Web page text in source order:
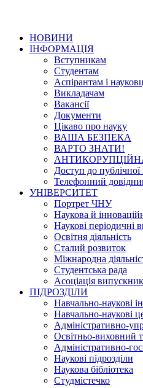
НОВИНИ
ІНФОРМАЦІЯ
Вступникам
Студентам
Аспірантам і
Викладачам
Вакансії
Документи
Цікаво про науку
ВАША БЕЗПЕКА
ВАРТО ЗНАТИ!
Доступ до публічної
Телефонний
УНІВЕРСИТЕТ
Портрет ЧНУ
Наукова й
Наукові періодичні
Освітня діяльність
Сталий розвиток
Міжнародна
Студентська рада
Асоціація
ПІДРОЗДІЛИ
Навчально-наукові
Навчально-наукові
Адміністративно-
Освітньо-виховний
Адміністративно-
Наукові підрозділи
Наукова бібліотека
Студмістечко